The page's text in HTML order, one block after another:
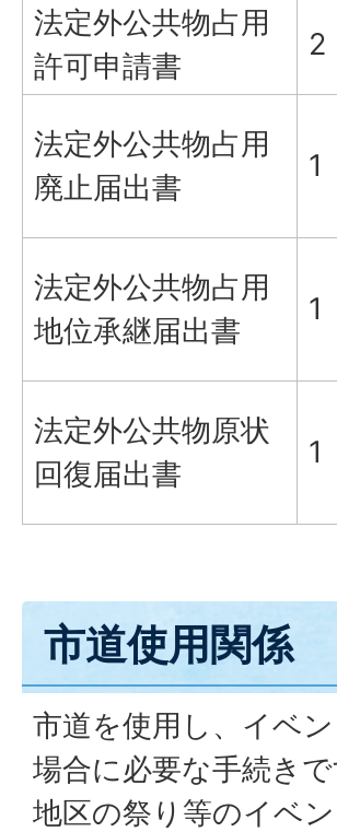
法定外公共物占用
許可申請書
2
法定外公共物占用
廃止届出書
1
法定外公共物占用
地位承継届出書
1
法定外公共物原状
回復届出書
1
市道使用関係
市道を使用し、イベ
場合に必要な手続きで
地区の祭り等のイベ